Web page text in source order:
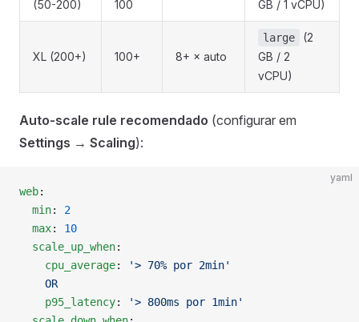
(50-200)
100
GB / 1 vCPU)
XL (200+) 100+ 8+ × auto
large
(2
GB / 2
vCPU)
Auto-scale rule recomendado (configurar em
Settings → Scaling):
yaml
web:
  min
: 2
  max
: 10
  scale_up_when
:
    cpu_average
:
'> 70% por 2min'
    OR
    p95_latency
:
'> 800ms por 1min'